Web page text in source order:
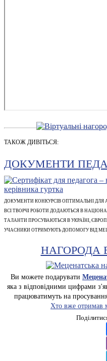
ТАКОЖ ДИВІТЬСЯ:
ДОКУМЕНТИ
ДОКУМЕНТИ КОНКУРСІВ ОПТИМАЛЬНІ ДЛЯ
ВСІ ТВОРЧІ РОБОТИ ДОДАЮТЬСЯ В
ТАЛАНТИ ПРОСУВАЮТЬСЯ В УКРАЇНІ, ЄВРОПІ
УЧАСНИКИ ОТРИМУЮТЬ ДОПОМОГУ ВІД
НАГОРОДА
Ви можете подарувати
яка з відповідними цифрами
працюватимуть на
Хто вже отримав